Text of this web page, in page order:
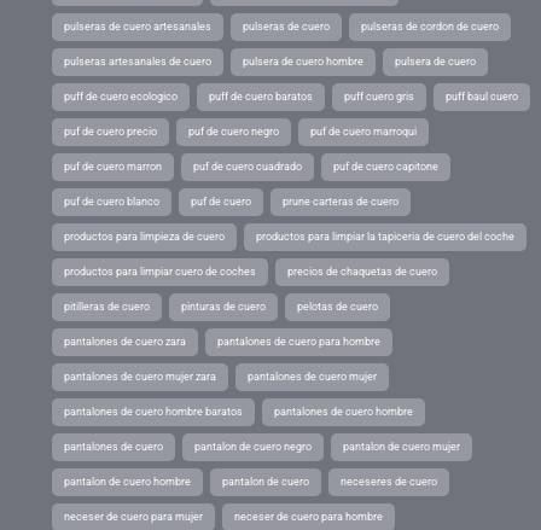
pulseras de cuero artesanales pulseras de cuero pulseras de cordon de cuero
pulseras artesanales de cuero pulsera de cuero hombre pulsera de cuero
puff de cuero ecologico puff de cuero baratos puff cuero gris puff baul cuero
puf de cuero precio puf de cuero negro puf de cuero marroqui
puf de cuero marron puf de cuero cuadrado puf de cuero capitone
puf de cuero blanco puf de cuero prune carteras de cuero
productos para limpieza de cuero productos para limpiar la tapiceria de cuero del coche
productos para limpiar cuero de coches precios de chaquetas de cuero
pitilleras de cuero pinturas de cuero pelotas de cuero
pantalones de cuero zara pantalones de cuero para hombre
pantalones de cuero mujer zara pantalones de cuero mujer
pantalones de cuero hombre baratos pantalones de cuero hombre
pantalones de cuero pantalon de cuero negro pantalon de cuero mujer
pantalon de cuero hombre pantalon de cuero neceseres de cuero
neceser de cuero para mujer neceser de cuero para hombre